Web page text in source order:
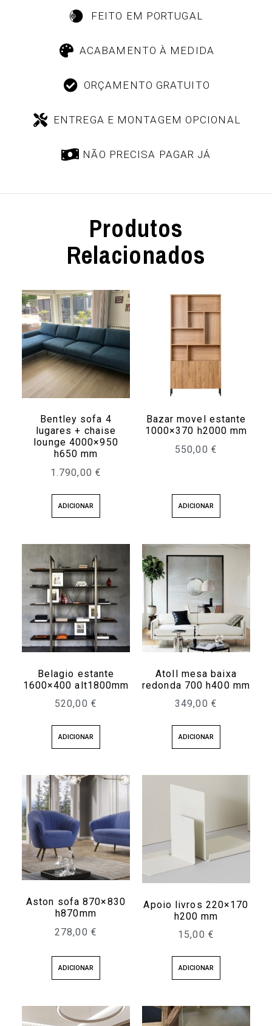
FEITO EM PORTUGAL
ACABAMENTO À MEDIDA
ORÇAMENTO GRATUITO
ENTREGA E MONTAGEM OPCIONAL
NÃO PRECISA PAGAR JÁ
Produtos
Relacionados
Bentley sofa 4
lugares + chaise
lounge 4000×950
h650 mm
1.790,00 €
ADICIONAR
Bazar movel estante
1000×370 h2000 mm
550,00 €
ADICIONAR
Belagio estante
1600×400 alt1800mm
520,00 €
ADICIONAR
Atoll mesa baixa
redonda 700 h400 mm
349,00 €
ADICIONAR
Aston sofa 870×830
h870mm
278,00 €
ADICIONAR
Apoio livros 220×170
h200 mm
15,00 €
ADICIONAR